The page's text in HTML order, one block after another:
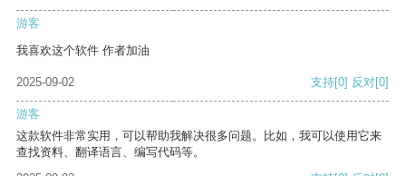
游客
我喜欢这个软件 作者加油
2025-09-02 支持[0] 反对[0]
游客
这款软件非常实用，可以帮助我解决很多问题。比如，我可以使用它来
查找资料、翻译语言、编写代码等。